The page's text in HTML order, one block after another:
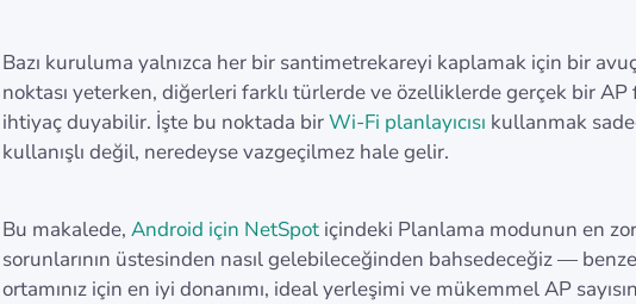
Bazı kuruluma yalnızca her bir santimetrekareyi kaplamak için bir
noktası yeterken, diğerleri farklı türlerde ve özelliklerde gerçek bir AP
ihtiyaç duyabilir. İşte bu noktada birWi-Fi planlayıcısı kullanmak
kullanışlı değil, neredeyse vazgeçilmez hale gelir.
Bu makalede, Android için NetSpotiçindeki Planlama modunun en
sorunlarının üstesinden nasıl gelebileceğinden bahsedeceğiz —
ortamınız için en iyi donanımı, ideal yerleşimi ve mükemmel AP